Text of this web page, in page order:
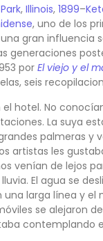
, Illinois, 1899–
, uno de los
gran influencia
generaciones
porEl viejo y el
seis
hotel. No
La suya
palmeras
artistas les
venían de lejos
El agua se
una larga línea y
se alejaron
contemplando